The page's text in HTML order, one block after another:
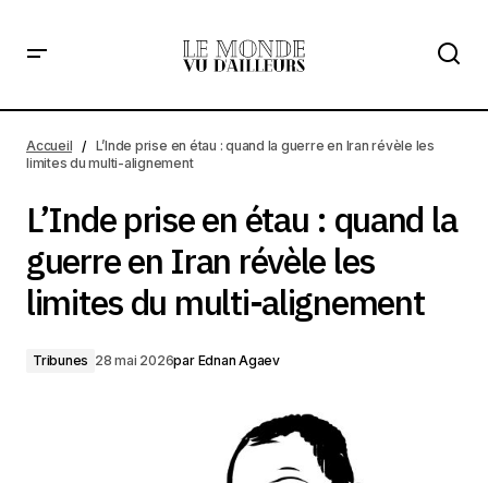
limites du multi-alignement
Accueil
L’Inde prise en étau : quand la guerre en Iran révèle les
limites du multi-alignement
L’Inde prise en étau : quand la
guerre en Iran révèle les
limites du multi-alignement
Tribunes 28 mai 2026par Ednan Agaev